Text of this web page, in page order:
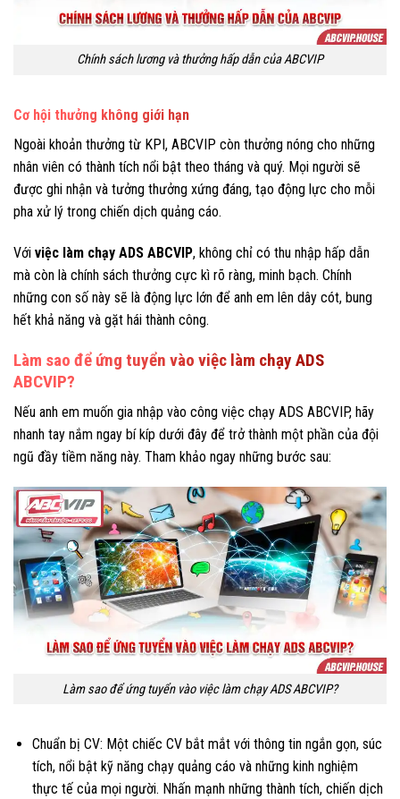
Chính sách lương và thưởng hấp dẫn của ABCVIP
Cơ hội thưởng không giới hạn
Ngoài khoản thưởng từ KPI, ABCVIP còn thưởng nóng cho những
nhân viên có thành tích nổi bật theo tháng và quý. Mọi người sẽ
được ghi nhận và tưởng thưởng xứng đáng, tạo động lực cho mỗi
pha xử lý trong chiến dịch quảng cáo.
Với việc làm chạy ADS ABCVIP, không chỉ có thu nhập hấp dẫn
mà còn là chính sách thưởng cực kì rõ ràng, minh bạch. Chính
những con số này sẽ là động lực lớn để anh em lên dây cót, bung
hết khả năng và gặt hái thành công.
Làm sao để ứng tuyển vào việc làm chạy ADS
ABCVIP?
Nếu anh em muốn gia nhập vào công việc chạy ADS ABCVIP, hãy
nhanh tay nắm ngay bí kíp dưới đây để trở thành một phần của đội
ngũ đầy tiềm năng này. Tham khảo ngay những bước sau:
Làm sao để ứng tuyển vào việc làm chạy ADS ABCVIP?
Chuẩn bị CV: Một chiếc CV bắt mắt với thông tin ngắn gọn, súc
tích, nổi bật kỹ năng chạy quảng cáo và những kinh nghiệm
thực tế của mọi người. Nhấn mạnh những thành tích, chiến dịch